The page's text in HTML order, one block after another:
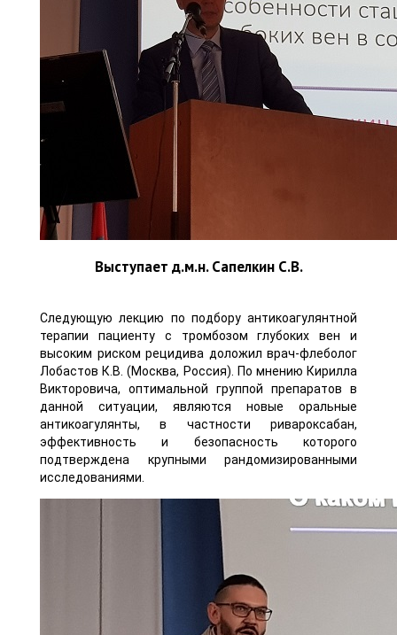
Выступает д.м.н. Сапелкин С.В.
Следующую лекцию по подбору антикоагулянтной
терапии пациенту с тромбозом глубоких вен и
высоким риском рецидива доложил врач-флеболог
Лобастов К.В. (Москва, Россия). По мнению Кирилла
Викторовича, оптимальной группой препаратов в
данной ситуации, являются новые оральные
антикоагулянты, в частности ривароксабан,
эффективность и безопасность которого
подтверждена крупными рандомизированными
исследованиями.